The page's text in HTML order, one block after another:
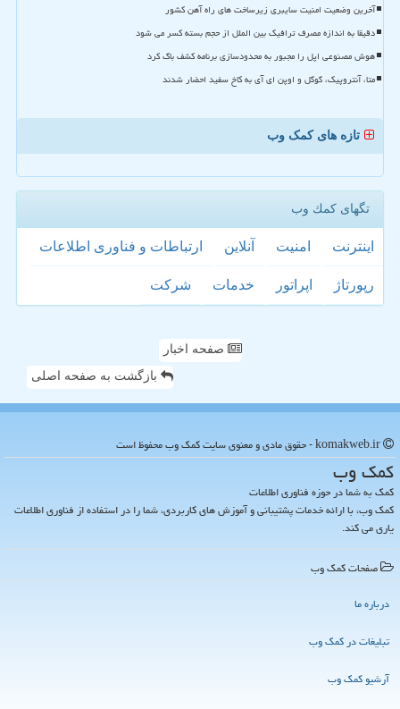
آخرین وضعیت امنیت سایبری زیرساخت های راه آهن کشور
دقیقا به اندازه مصرف ترافیک بین الملل از حجم بسته کسر می شود
هوش مصنوعی اپل را مجبور به محدودسازی برنامه کشف باگ کرد
متا، آنتروپیک، گوگل و اوپن ای آی به کاخ سفید احضار شدند
تازه های کمک وب
تگهای كمك وب
اینترنت امنیت آنلاین ارتباطات و فناوری اطلاعات
رپورتاژ اپراتور خدمات شركت
صفحه اخبار
بازگشت به صفحه اصلی
كمك وب
کمک به شما در حوزه فناوری اطلاعات
کمک وب، با ارائه خدمات پشتیبانی و آموزش های کاربردی، شما را در استفاده از فناوری اطلاعات
یاری می کند.
صفحات كمك وب
درباره ما
تبلیغات در كمك وب
آرشیو كمك وب